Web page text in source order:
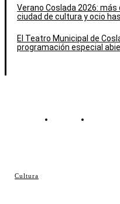
Cultura
Verano Coslada 2026:
ciudad de cultura y ocio
El Teatro Municipal de
programación especial
Contacto Política